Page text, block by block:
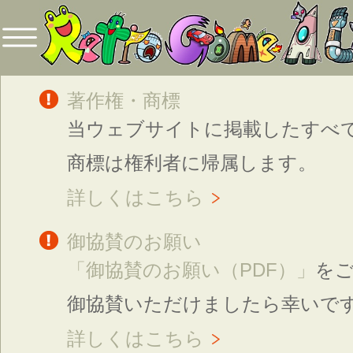
著作権・商標
当ウェブサイトに掲載したすべ
商標は権利者に帰属します。
詳しくはこちら
御協賛のお願い
「御協賛のお願い（PDF）」
を
御協賛いただけましたら幸いで
詳しくはこちら